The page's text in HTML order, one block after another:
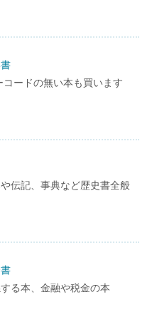
コードの無い本も買います
伝記、事典など歴史書全般
る本、金融や税金の本